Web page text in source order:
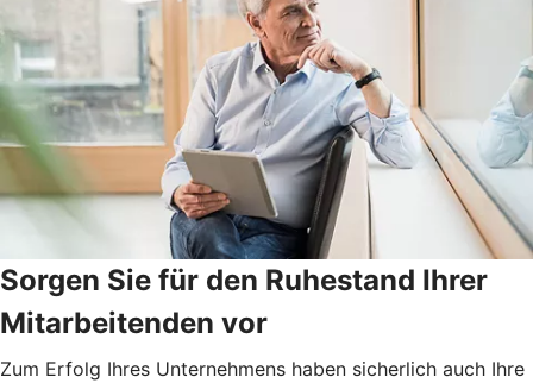
Sorgen Sie für den Ruhestand Ihrer
Mitarbeitenden vor
Zum Erfolg Ihres Unternehmens haben sicherlich auch Ihre